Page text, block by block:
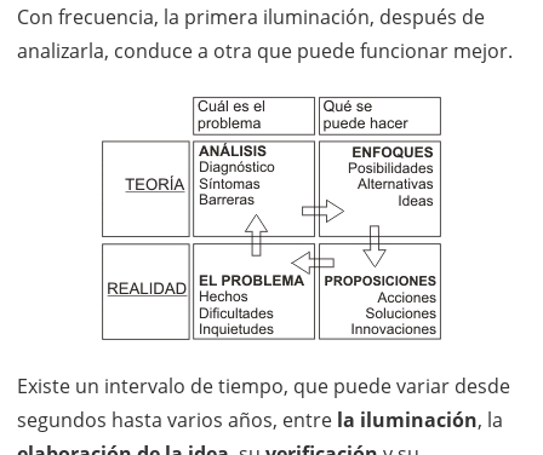
Con frecuencia, la primera iluminación, después de
analizarla, conduce a otra que puede funcionar mejor.
Existe un intervalo de tiempo, que puede variar desde
segundos hasta varios años, entre la iluminación, la